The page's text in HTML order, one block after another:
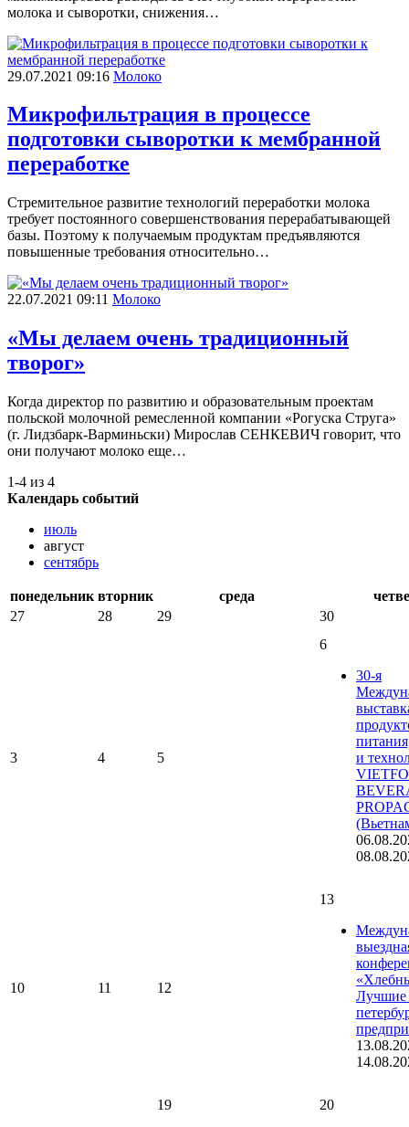
молока и сыворотки, снижения…
29.07.2021 09:16 Молоко
Микрофильтрация в процессе
подготовки сыворотки к мембранной
переработке
Стремительное развитие технологий переработки молока
требует постоянного совершенствования перерабатывающей
базы. Поэтому к получаемым продуктам предъявляются
повышенные требования относительно…
22.07.2021 09:11 Молоко
«Мы делаем очень традиционный
творог»
Когда директор по развитию и образовательным проектам
польской молочной ремесленной компании «Рогуска Струга»
(г. Лидзбарк-Варминьски) Мирослав СЕНКЕВИЧ говорит, что
они получают молоко еще…
1-4 из 4
Календарь событий
июль
август
сентябрь
понедельник вторник среда
27
28 29 30
3 4 5
6
30-я
и
10 11 12
13
Лучшие
19 20